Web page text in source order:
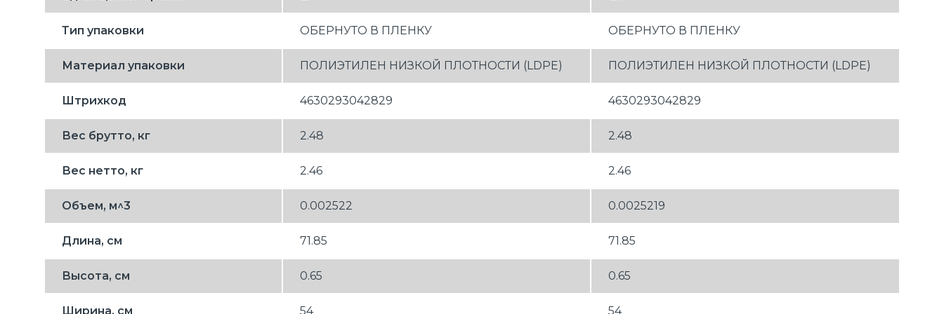
Тип упаковки ОБЕРНУТО В ПЛЕНКУ ОБЕРНУТО В ПЛЕНКУ
Материал упаковки ПОЛИЭТИЛЕН НИЗКОЙ ПЛОТНОСТИ (LDPE) ПОЛИЭТИЛЕН НИЗКОЙ ПЛОТНОСТИ (LDPE)
Штрихкод 4630293042829 4630293042829
Вес брутто, кг 2.48 2.48
Вес нетто, кг 2.46 2.46
Объем, м^3 0.002522 0.0025219
Длина, см 71.85 71.85
Высота, см 0.65 0.65
Ширина, см 54 54